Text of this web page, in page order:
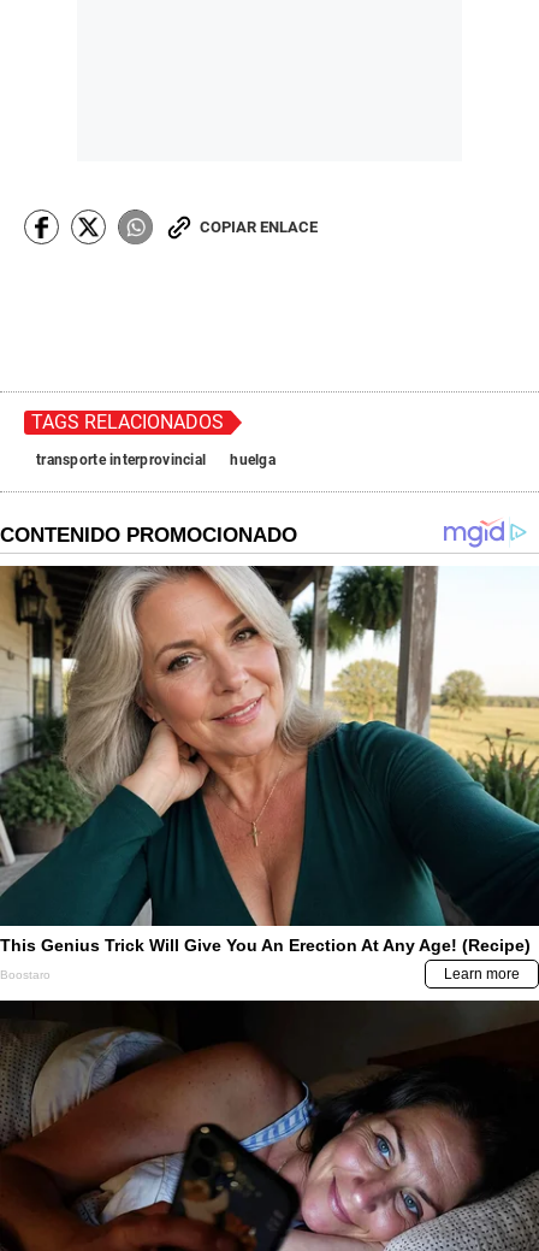
COPIAR ENLACE
TAGS RELACIONADOS
transporte interprovincial huelga